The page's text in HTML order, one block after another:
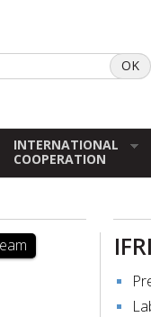
INTERNATIONAL
COOPERATION